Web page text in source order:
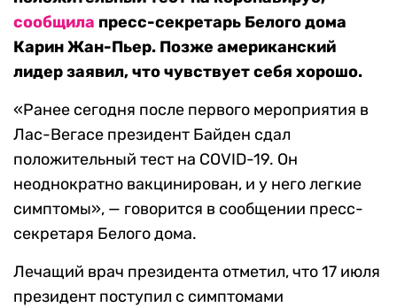
сообщила пресс-секретарь Белого дома
Карин Жан-Пьер. Позже американский
лидер заявил, что чувствует себя хорошо.
«Ранее сегодня после первого мероприятия в
Лас-Вегасе президент Байден сдал
положительный тест на COVID-19. Он
неоднократно вакцинирован, и у него легкие
симптомы», — говорится в сообщении пресс-
секретаря Белого дома.
Лечащий врач президента отметил, что 17 июля
президент поступил с симптомами